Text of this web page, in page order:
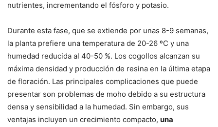
nutrientes, incrementando el fósforo y potasio.
Durante esta fase, que se extiende por unas 8-9 semanas,
la planta prefiere una temperatura de 20-26 ºC y una
humedad reducida al 40-50 %. Los cogollos alcanzan su
máxima densidad y producción de resina en la última etapa
de floración. Las principales complicaciones que puede
presentar son problemas de moho debido a su estructura
densa y sensibilidad a la humedad. Sin embargo, sus
ventajas incluyen un crecimiento compacto, una